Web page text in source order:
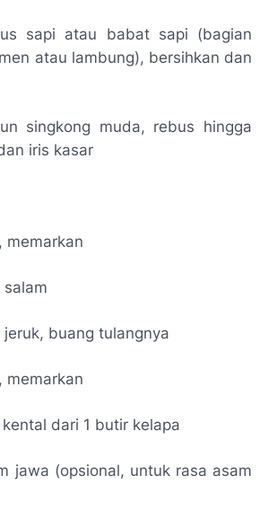
sapi atau babat sapi (bagian
atau lambung), bersihkan dan
singkong muda, rebus hingga
iris kasar
memarkan
buang tulangnya
memarkan
dari 1 butir kelapa
jawa (opsional, untuk rasa asam